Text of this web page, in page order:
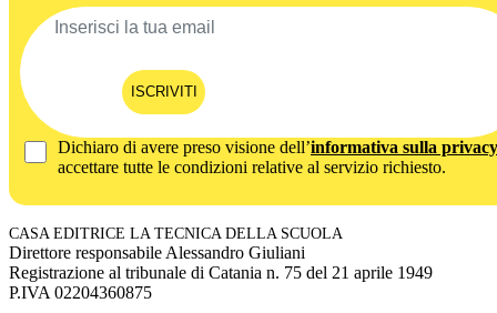
ISCRIVITI
Dichiaro di avere preso visione dell’informativa sulla privacy
accettare tutte le condizioni relative al servizio richiesto.
CASA EDITRICE LA TECNICA DELLA SCUOLA
Direttore responsabile Alessandro Giuliani
Registrazione al tribunale di Catania n. 75 del 21 aprile 1949
P.IVA 02204360875